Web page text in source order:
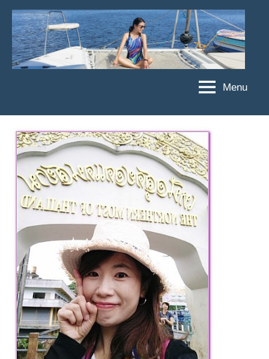
Skip
content
菲
亞
娃
JEFFIA
FANG
亞
娃
粉
絲
團、
遊、
達
人
帶
路、
旅
遊
節
Menu